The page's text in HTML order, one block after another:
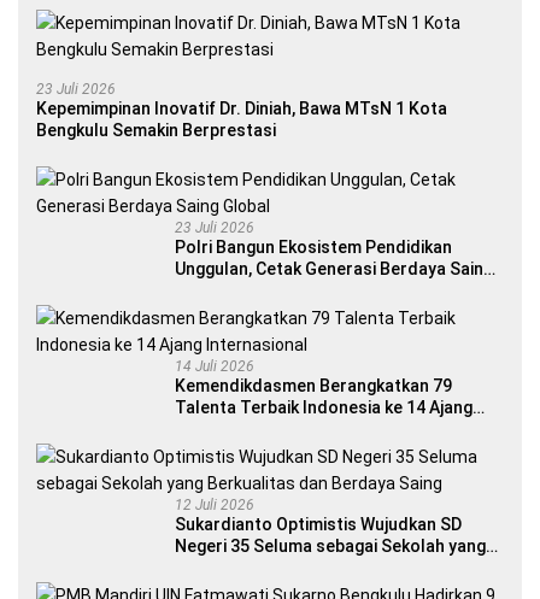
23 Juli 2026
Kepemimpinan Inovatif Dr. Diniah, Bawa MTsN 1 Kota
Bengkulu Semakin Berprestasi
23 Juli 2026
Polri Bangun Ekosistem Pendidikan
Unggulan, Cetak Generasi Berdaya Saing
14 Juli 2026
Kemendikdasmen Berangkatkan 79
Talenta Terbaik Indonesia ke 14 Ajang
12 Juli 2026
Sukardianto Optimistis Wujudkan SD
Negeri 35 Seluma sebagai Sekolah yang